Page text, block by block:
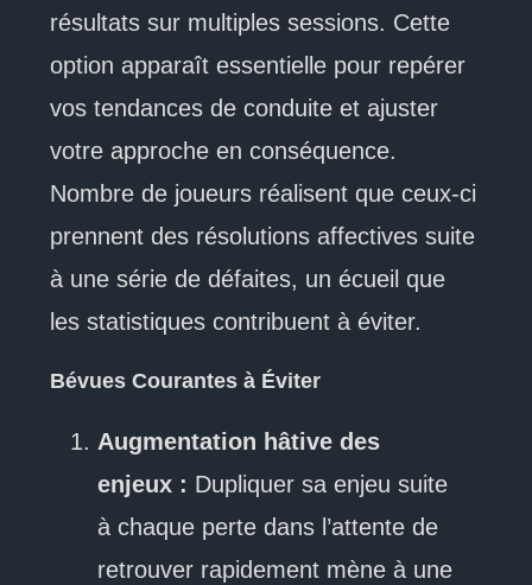
résultats sur multiples sessions. Cette
option apparaît essentielle pour repérer
vos tendances de conduite et ajuster
votre approche en conséquence.
Nombre de joueurs réalisent que ceux-ci
prennent des résolutions affectives suite
à une série de défaites, un écueil que
les statistiques contribuent à éviter.
Bévues Courantes à Éviter
Augmentation hâtive des
enjeux : Dupliquer sa enjeu suite
à chaque perte dans l’attente de
retrouver rapidement mène à une